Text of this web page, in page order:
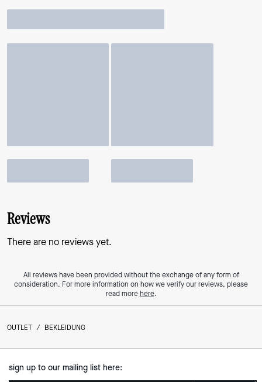
Reviews
There are no reviews yet.
All reviews have been provided without the exchange of any form of
consideration. For more information on how we verify our reviews, please
read morehere.
OUTLET / BEKLEIDUNG
sign up to our mailing list here: